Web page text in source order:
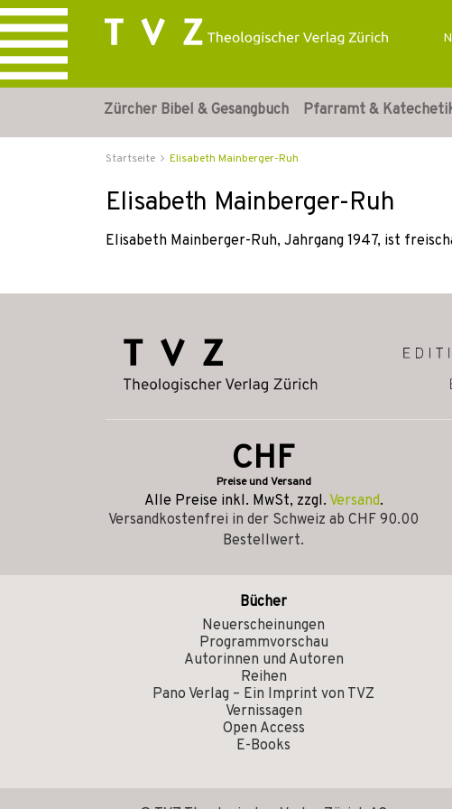
Zürcher Bibel & Gesangbuch Pfarramt &
Startseite Elisabeth Mainberger-Ruh
Elisabeth Mainberger-Ruh
Elisabeth Mainberger-Ruh, Jahrgang 1947, ist
CHF
Preise und Versand
Alle Preise inkl. MwSt, zzgl. Versand.
Versandkostenfrei in der Schweiz ab CHF 90.00
Bestellwert.
Bücher
Neuerscheinungen
Programmvorschau
Autorinnen und Autoren
Reihen
Pano Verlag – Ein Imprint von TVZ
Vernissagen
Open Access
E-Books